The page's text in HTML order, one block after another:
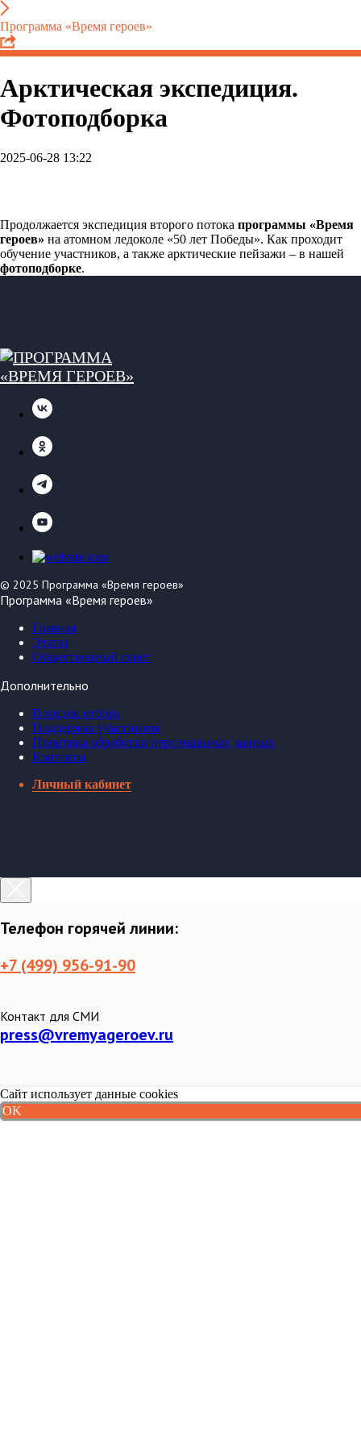
Программа «Время героев»
Арктическая экспедиция.
Фотоподборка
2025-06-28 13:22
Продолжается экспедиция второго потока программы «Время
героев» на атомном ледоколе «50 лет Победы». Как проходит
обучение участников, а также арктические пейзажи – в нашей
фотоподборке.
© 2025 Программа «Время героев»
Программа «Время героев»
Главная
Этапы
Общественный совет
Дополнительно
Порядок отбора
Поддержка участников
Политика обработки персональных данных
Контакты
Личный кабинет
Телефон горячей линии:
+7 (499) 956-91-90
Контакт для СМИ
press@vremyageroev.ru
Сайт использует данные cookies
OK